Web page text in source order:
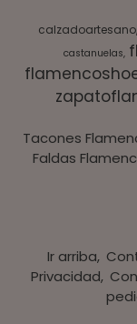
calzadoartesano
castanuelas
Tacones
Faldas
Ir arriba
Privacidad